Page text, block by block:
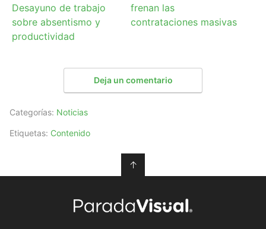
Desayuno de trabajo
sobre absentismo y
productividad
frenan las
contrataciones masivas
Deja un comentario
Categorías: Noticias
Etiquetas: Contenido
↑